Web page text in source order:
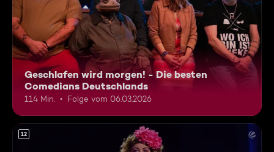
Geschlafen wird morgen! - Die besten
Comedians Deutschlands
114 Min. Folge vom 06.03.2026
12